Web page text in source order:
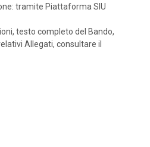
tramite Piattaforma SIU
testo completo del Bando,
Allegati, consultare il